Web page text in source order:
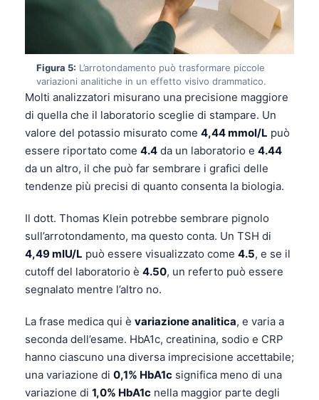
Figura 5: L’arrotondamento può trasformare piccole
variazioni analitiche in un effetto visivo drammatico.
Molti analizzatori misurano una precisione maggiore
di quella che il laboratorio sceglie di stampare. Un
valore del potassio misurato come 4,44 mmol/L può
essere riportato come 4.4 da un laboratorio e 4.44
da un altro, il che può far sembrare i grafici delle
tendenze più precisi di quanto consenta la biologia.
Il dott. Thomas Klein potrebbe sembrare pignolo
sull’arrotondamento, ma questo conta. Un TSH di
4,49 mIU/L può essere visualizzato come 4.5, e se il
cutoff del laboratorio è 4.50, un referto può essere
segnalato mentre l’altro no.
La frase medica qui è variazione analitica, e varia a
seconda dell’esame. HbA1c, creatinina, sodio e CRP
hanno ciascuno una diversa imprecisione accettabile;
una variazione di 0,1% HbA1c significa meno di una
variazione di 1,0% HbA1c nella maggior parte degli